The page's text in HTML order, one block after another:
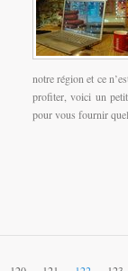
notre région et ce
profiter, voici un
pour vous fournir